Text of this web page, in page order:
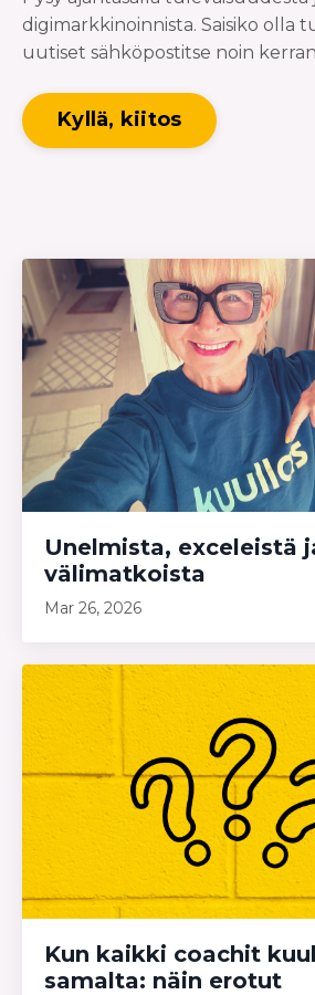
digimarkkinoinnista. Saisiko olla
uutiset sähköpostitse noin
Kyllä, kiitos
Unelmista, exceleistä
välimatkoista
Mar 26, 2026
Kun kaikki coachit
samalta: näin erotut